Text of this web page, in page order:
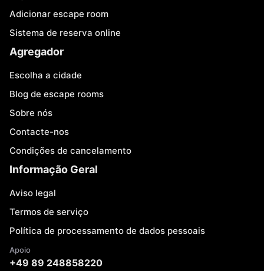
Adicionar escape room
Sistema de reserva online
Agregador
Escolha a cidade
Blog de escape rooms
Sobre nós
Contacte-nos
Condições de cancelamento
Informação Geral
Aviso legal
Termos de serviço
Política de processamento de dados pessoais
Apoio
+49 89 248858220